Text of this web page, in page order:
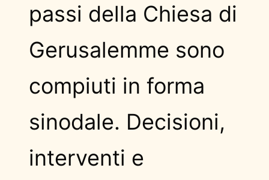
passi della Chiesa di
Gerusalemme sono
compiuti in forma
sinodale. Decisioni,
interventi e